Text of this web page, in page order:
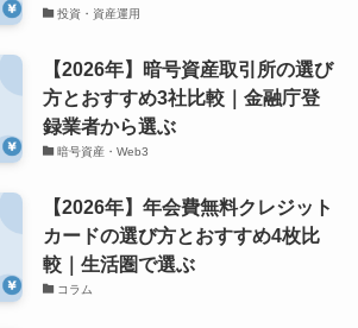
投資・資産運用
【2026年】暗号資産取引所の選び
方とおすすめ3社比較｜金融庁登
録業者から選ぶ
暗号資産・Web3
【2026年】年会費無料クレジット
カードの選び方とおすすめ4枚比
較｜生活圏で選ぶ
コラム